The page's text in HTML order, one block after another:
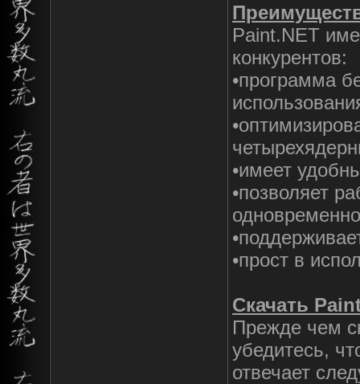
Paint.NET
конкурентов:
•программа
•имеет
•позволяет
•прост в
Скачать
Прежде чем
убедитесь,
отвечает